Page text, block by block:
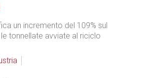
un incremento del 109% sul
tonnellate avviate al riciclo